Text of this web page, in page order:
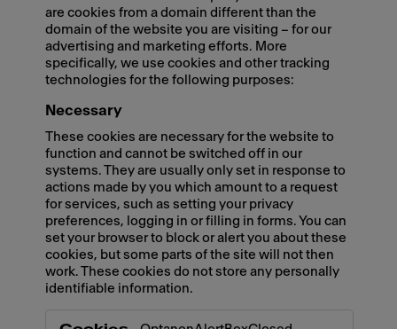
are cookies from a domain different than the
domain of the website you are visiting – for our
advertising and marketing efforts. More
specifically, we use cookies and other tracking
technologies for the following purposes:
Necessary
These cookies are necessary for the website to
function and cannot be switched off in our
systems. They are usually only set in response to
actions made by you which amount to a request
for services, such as setting your privacy
preferences, logging in or filling in forms. You can
set your browser to block or alert you about these
cookies, but some parts of the site will not then
work. These cookies do not store any personally
identifiable information.